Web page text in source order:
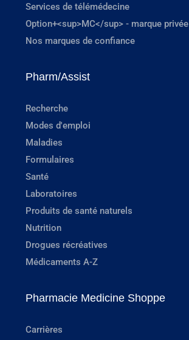
Services de télémédecine
Option+<sup>MC</sup> - marque privée
Nos marques de confiance
Pharm/Assist
Recherche
Modes d'emploi
Maladies
Formulaires
Santé
Laboratoires
Produits de santé naturels
Nutrition
Drogues récréatives
Médicaments A-Z
Pharmacie Medicine Shoppe
Carrières